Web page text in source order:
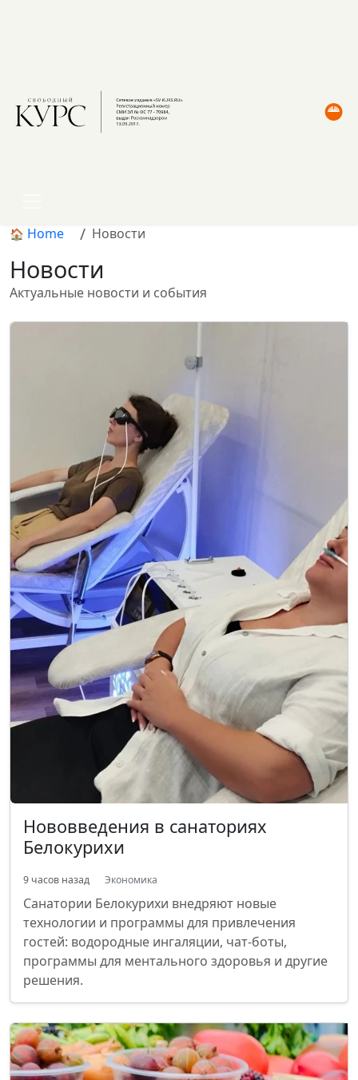
Home Новости
Новости
Актуальные новости и события
Нововведения в санаториях
Белокурихи
9 часов назад Экономика
Санатории Белокурихи внедряют новые
технологии и программы для привлечения
гостей: водородные ингаляции, чат-боты,
программы для ментального здоровья и другие
решения.